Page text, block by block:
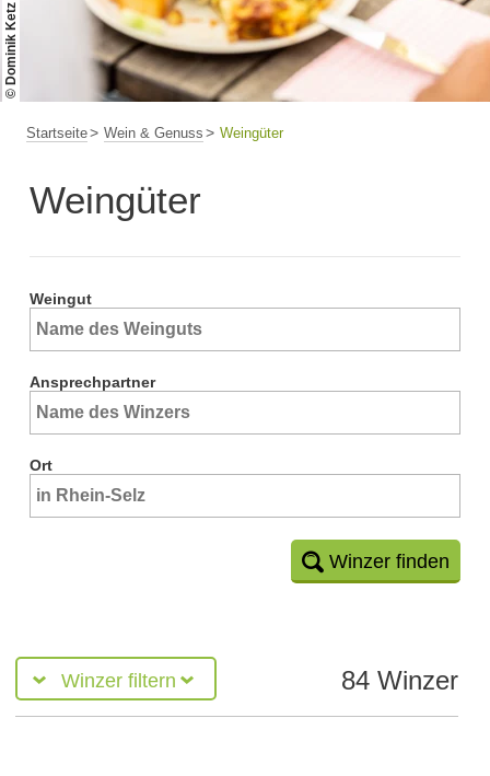
© Dominik Ketz
Startseite Wein & Genuss Weingüter
Weingüter
Weingut
Ansprechpartner
Ort
Winzer finden
Winzer filtern 84 Winzer